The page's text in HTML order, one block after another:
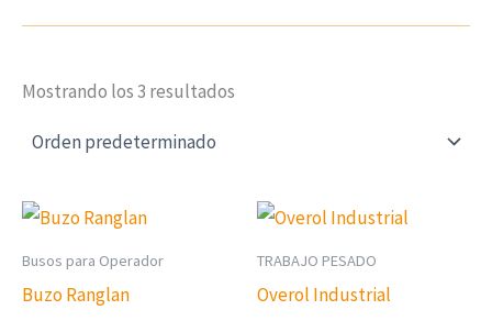
Mostrando los 3 resultados
Busos para Operador
Buzo Ranglan
TRABAJO PESADO
Overol Industrial